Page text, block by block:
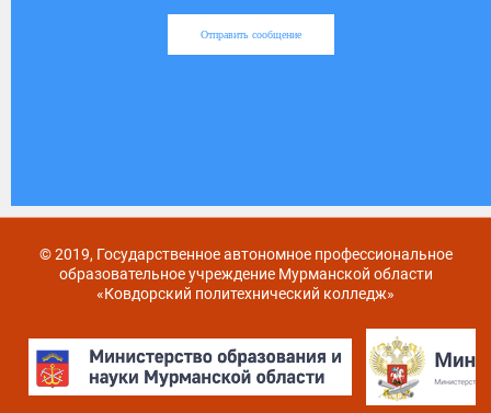
Отправить сообщение
© 2019, Государственное автономное профессиональное
образовательное учреждение Мурманской области
«Ковдорский политехнический колледж»